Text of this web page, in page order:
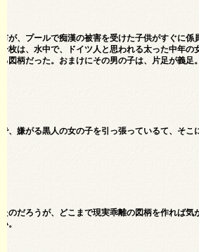
が、プールで痴漢の被害を受けた子供がすぐに係
枚は、水中で、ドイツ人と思われる太った中年の
図柄だった。おまけにその男の子は、片足が義足。
、嫌がる黒人の女の子を引っ張っているて、そこ
のだろうが、どこまで現実乖離の図柄を作れば
。